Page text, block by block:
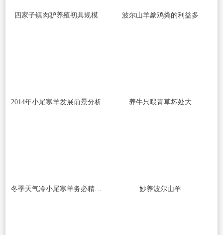
四家子镇肉驴养殖初具规模 波尔山羊豢鸡粪的利益多
2014年小尾寒羊发展前景分析 养牛只喂青草坏处大
冬季天气冷小尾寒羊务必精心管 妙养波尔山羊